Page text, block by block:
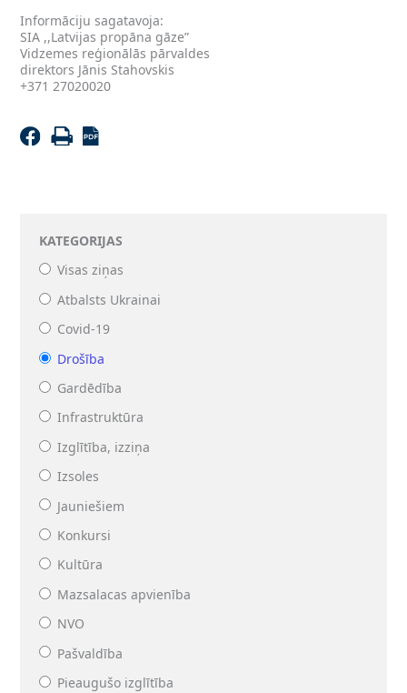
KATEGORIJAS
Visas ziņas
Atbalsts Ukrainai
Covid-19
Drošība
Gardēdība
Infrastruktūra
Izglītība, izziņa
Izsoles
Jauniešiem
Konkursi
Kultūra
Mazsalacas apvienība
NVO
Pašvaldība
Pieaugušo izglītība
Informāciju sagatavoja:
SIA ,,Latvijas propāna gāze”
Vidzemes reģionālās pārvaldes
direktors Jānis Stahovskis
+371 27020020